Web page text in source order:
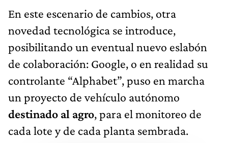
En este escenario de cambios, otra
novedad tecnológica se introduce,
posibilitando un eventual nuevo eslabón
de colaboración: Google, o en realidad su
controlante “Alphabet”, puso en marcha
un proyecto de vehículo autónomo
destinado al agro, para el monitoreo de
cada lote y de cada planta sembrada.